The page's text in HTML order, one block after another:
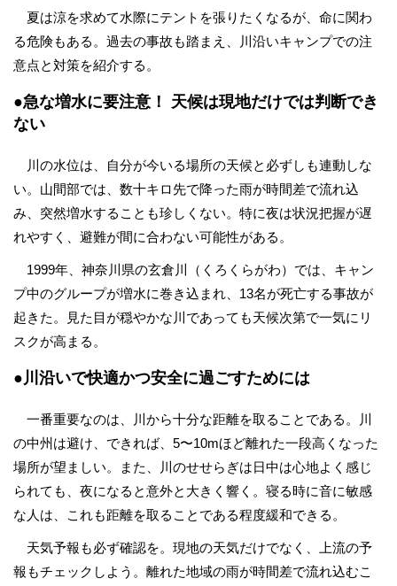
夏は涼を求めて水際にテントを張りたくなるが、命に関わ
る危険もある。過去の事故も踏まえ、川沿いキャンプでの注
意点と対策を紹介する。
●急な増水に要注意！ 天候は現地だけでは判断でき
ない
川の水位は、自分が今いる場所の天候と必ずしも連動しな
い。山間部では、数十キロ先で降った雨が時間差で流れ込
み、突然増水することも珍しくない。特に夜は状況把握が遅
れやすく、避難が間に合わない可能性がある。
1999年、神奈川県の玄倉川（くろくらがわ）では、キャン
プ中のグループが増水に巻き込まれ、13名が死亡する事故が
起きた。見た目が穏やかな川であっても天候次第で一気にリ
スクが高まる。
●川沿いで快適かつ安全に過ごすためには
一番重要なのは、川から十分な距離を取ることである。川
の中州は避け、できれば、5〜10mほど離れた一段高くなった
場所が望ましい。また、川のせせらぎは日中は心地よく感じ
られても、夜になると意外と大きく響く。寝る時に音に敏感
な人は、これも距離を取ることである程度緩和できる。
天気予報も必ず確認を。現地の天気だけでなく、上流の予
報もチェックしよう。離れた地域の雨が時間差で流れ込むこ